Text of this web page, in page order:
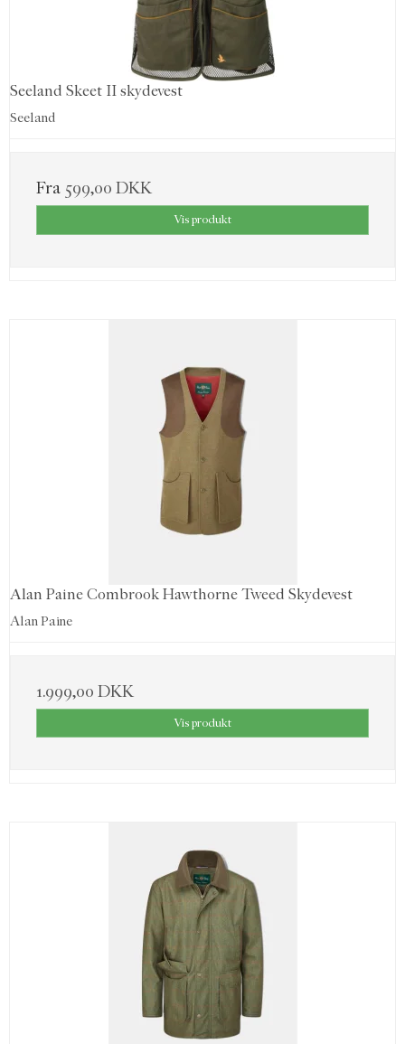
Seeland Skeet II skydevest
Seeland
Fra 599,00 DKK
Vis produkt
Alan Paine Combrook Hawthorne Tweed Skydevest
Alan Paine
1.999,00 DKK
Vis produkt